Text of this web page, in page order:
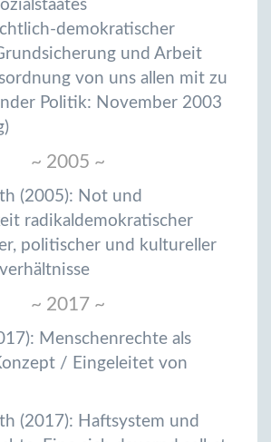
demokratischer
und Arbeit
von uns allen mit zu
Politik: November 2003
~ 2005 ~
(2005): Not und
radikaldemokratischer
politischer und kultureller
~ 2017 ~
Menschenrechte als
/ Eingeleitet von
(2017): Haftsystem und